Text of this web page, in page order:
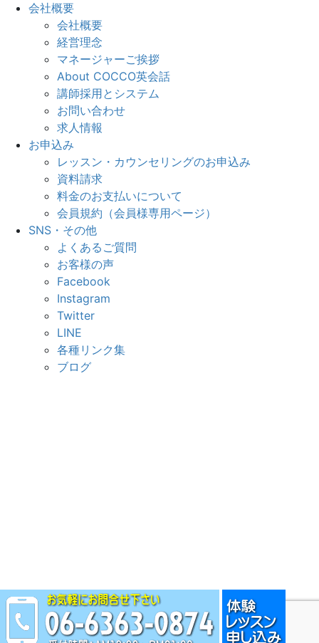
会社概要
会社概要
経営理念
マネージャーご挨拶
About COCCO英会話
講師採用とシステム
お問い合わせ
求人情報
お申込み
レッスン・カウンセリングのお申込み
資料請求
料金のお支払いについて
会員規約（会員様専用ページ）
SNS・その他
よくあるご質問
お客様の声
Facebook
Instagram
Twitter
LINE
各種リンク集
ブログ